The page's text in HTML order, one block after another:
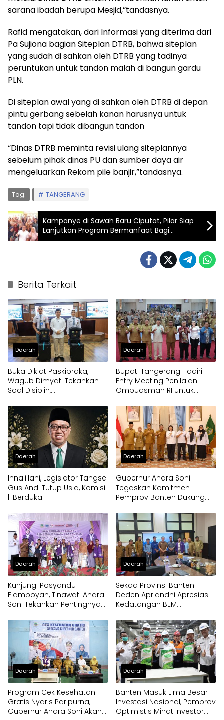
sarana ibadah berupa Mesjid,”tandasnya.
Rafid mengatakan, dari Informasi yang diterima dari
Pa Sujiona bagian Siteplan DTRB, bahwa siteplan
yang sudah di sahkan oleh DTRB yang tadinya
peruntukan untuk tandon malah di bangun gardu
PLN.
Di siteplan awal yang di sahkan oleh DTRB di depan
pintu gerbang sebelah kanan harusnya untuk
tandon tapi tidak dibangun tandon
“Dinas DTRB meminta revisi ulang siteplannya
sebelum pihak dinas PU dan sumber daya air
mengeluarkan Rekom pile banjir,”tandasnya.
Tag: TANGERANG
Kampanye di Sawah Baru Ciputat, Pilar Siap
Lanjutkan Program Bermanfaat Bagi
Masyarakat
Berita Terkait
Daerah
Buka Diklat Paskibraka,
Wagub Dimyati Tekankan
Soal Disiplin,
Prestasi Akademik
Daerah
Bupati Tangerang Hadiri
Entry Meeting Penilaian
Ombudsman RI untuk
Pelayanan Publik
Daerah
Innalillahi, Legislator Tangsel
Gus Andi Tutup Usia, Komisi
ll Berduka
Daerah
Gubernur Andra Soni
Tegaskan Komitmen
Pemprov Banten Dukung
Gratis
Daerah
Kunjungi Posyandu
Flamboyan, Tinawati Andra
Soni Tekankan Pentingnya
Daerah
Sekda Provinsi Banten
Deden Apriandhi Apresiasi
Kedatangan BEM
Daerah
Program Cek Kesehatan
Gratis Nyaris Paripurna,
Gubernur Andra Soni Akan
Daerah
Banten Masuk Lima Besar
Investasi Nasional, Pemprov
Optimistis Minat Investor